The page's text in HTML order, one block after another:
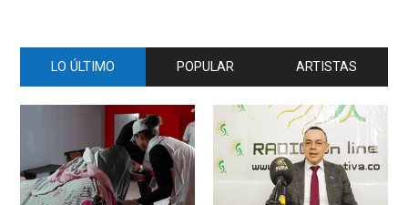
LO ÚLTIMO POPULAR ARTISTAS